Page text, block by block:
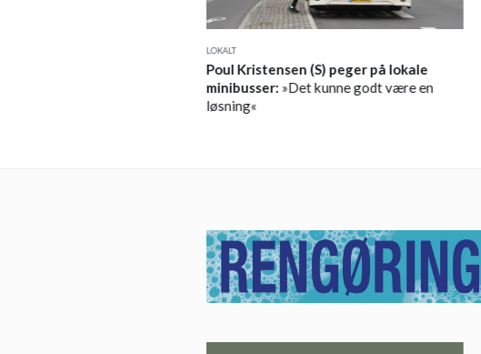
LOKALT
Poul Kristensen (S) peger på lokale
minibusser: »Det kunne godt være en
løsning«